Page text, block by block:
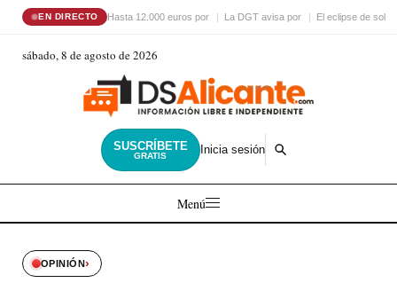
EN DIRECTO Hasta 12.000 euros por La DGT avisa por El eclipse de sol
sábado, 8 de agosto de 2026
SUSCRÍBETE
GRATIS Inicia sesión
Menú
OPINIÓN›